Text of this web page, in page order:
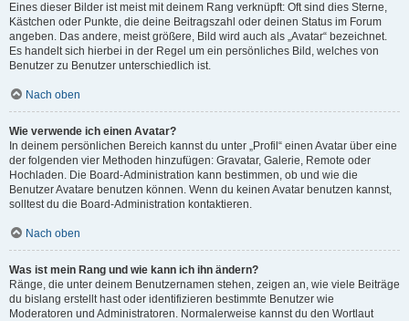
Eines dieser Bilder ist meist mit deinem Rang verknüpft: Oft sind dies Sterne,
Kästchen oder Punkte, die deine Beitragszahl oder deinen Status im Forum
angeben. Das andere, meist größere, Bild wird auch als „Avatar“ bezeichnet.
Es handelt sich hierbei in der Regel um ein persönliches Bild, welches von
Benutzer zu Benutzer unterschiedlich ist.
Nach oben
Wie verwende ich einen Avatar?
In deinem persönlichen Bereich kannst du unter „Profil“ einen Avatar über eine
der folgenden vier Methoden hinzufügen: Gravatar, Galerie, Remote oder
Hochladen. Die Board-Administration kann bestimmen, ob und wie die
Benutzer Avatare benutzen können. Wenn du keinen Avatar benutzen kannst,
solltest du die Board-Administration kontaktieren.
Nach oben
Was ist mein Rang und wie kann ich ihn ändern?
Ränge, die unter deinem Benutzernamen stehen, zeigen an, wie viele Beiträge
du bislang erstellt hast oder identifizieren bestimmte Benutzer wie
Moderatoren und Administratoren. Normalerweise kannst du den Wortlaut